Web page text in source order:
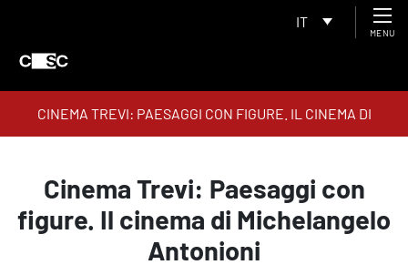
IT
MENU
CINEMA TREVI: PAESAGGI CON FIGURE. IL CINEMA DI
MICHELANGELO ANTONIONI
Cinema Trevi: Paesaggi con
figure. Il cinema di Michelangelo
Antonioni